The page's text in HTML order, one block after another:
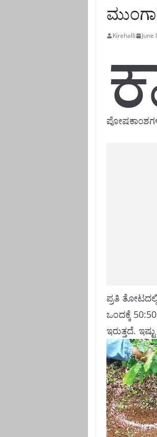
Kirehalli June
ಪ್ರತಿ
ಒಂದಕ್ಕೆ
ಇರುತ್ತದೆ.